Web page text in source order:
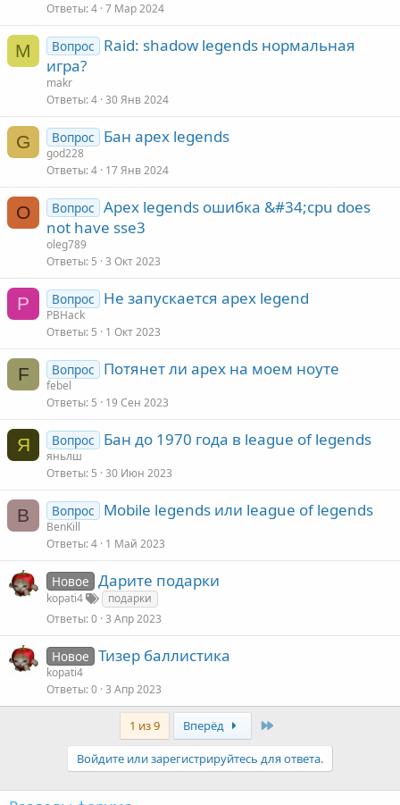
Ответы 4 7 Мар 2024
M Вопрос
Raid: shadow legends нормальная
игра?
makr
Ответы 4 30 Янв 2024
G Вопрос Бан apex legends
god228
Ответы 4 17 Янв 2024
O Вопрос Apex legends ошибкa &#34;cpu does
not have sse3
oleg789
Ответы 5 3 Окт 2023
P Вопрос Не запускается apex legend
PBHack
Ответы 5 1 Окт 2023
F Вопрос Потянет ли apex на моем ноуте
febel
Ответы 5 19 Сен 2023
Я Вопрос Бан до 1970 года в league of legends
яньлш
Ответы 5 30 Июн 2023
B Вопрос Mobile legends или league of legends
BenKill
Ответы 4 1 Май 2023
Новое Дарите подарки
kopati4
подарки
Ответы 0 3 Апр 2023
Новое Тизер баллистика
kopati4
Ответы 0 3 Апр 2023
1 из 9 Вперёд
Войдите или зарегистрируйтесь для ответа.